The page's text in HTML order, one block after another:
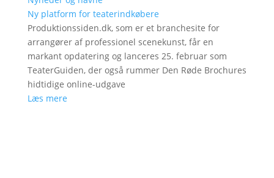
Ny platform for teaterindkøbere
Produktionssiden.dk, som er et branchesite for
arrangører af professionel scenekunst, får en
markant opdatering og lanceres 25. februar som
TeaterGuiden, der også rummer Den Røde Brochures
hidtidige online-udgave
Læs mere